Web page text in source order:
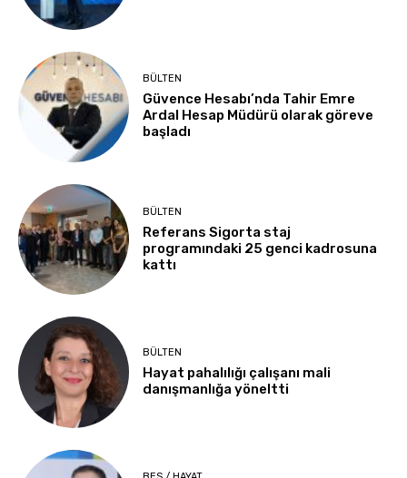
BÜLTEN
Güvence Hesabı’nda Tahir Emre
Ardal Hesap Müdürü olarak göreve
başladı
BÜLTEN
Referans Sigorta staj
programındaki 25 genci kadrosuna
kattı
BÜLTEN
Hayat pahalılığı çalışanı mali
danışmanlığa yöneltti